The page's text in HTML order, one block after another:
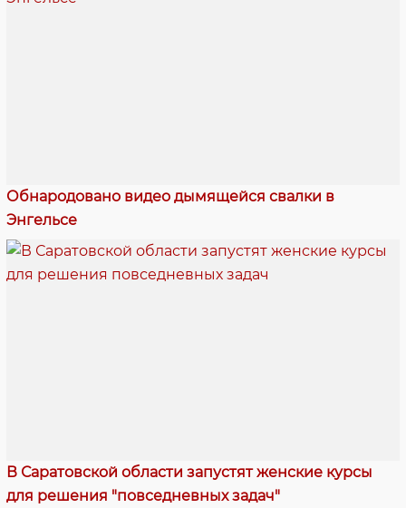
Обнародовано видео дымящейся свалки в
Энгельсе
В Саратовской области запустят женские курсы
для решения "повседневных задач"